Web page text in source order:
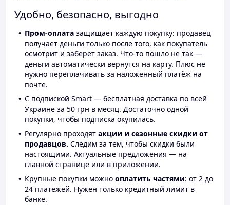
Удобно, безопасно, выгодно
Пром-оплата защищает каждую покупку: продавец
получает деньги только после того, как покупатель
осмотрит и заберёт заказ. Что-то пошло не так —
деньги автоматически вернутся на карту. Плюс не
нужно переплачивать за наложенный платёж на
почте.
С подпиской Smart — бесплатная доставка по всей
Украине за 50 грн в месяц. Достаточно одной
покупки, чтобы подписка окупилась.
Регулярно проходят акции и сезонные скидки от
продавцов. Следим за тем, чтобы скидки были
настоящими. Актуальные предложения — на
главной странице или в приложении.
Крупные покупки можно оплатить частями: от 2 до
24 платежей. Нужен только кредитный лимит в
банке.